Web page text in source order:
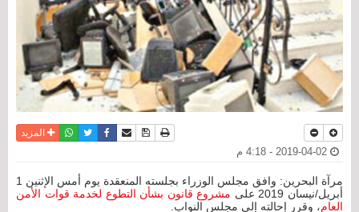
نسخة للطباعة
حفظ الموضوع
أرسل الى صديق
فيسبوكتويترواتسابالمزيد
مرآة البحرين: وافق مجلس الوزراء بجلسته المنعقدة يوم أمس الإثنين 1
أبريل/نيسان 2019 على
مشروع قانون بشأن التطوع لخدمة قوات الأمن
العام، وقرر إحالته إلى مجلس النواب.